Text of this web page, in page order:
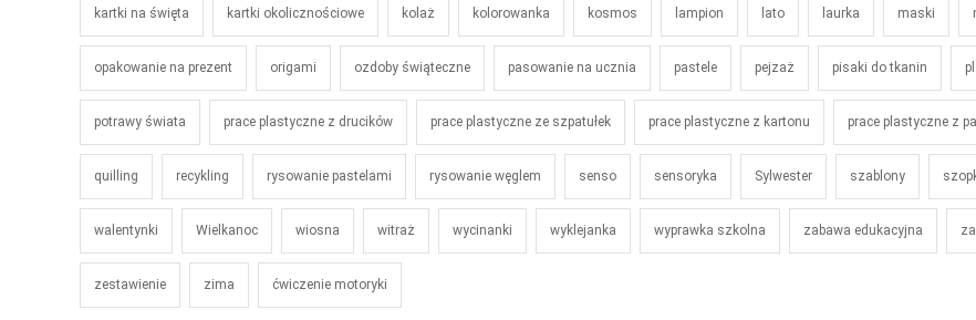
kartki na święta kartki okolicznościowe kolaż kolorowanka kosmos lampion lato laurka maski
opakowanie na prezent origami ozdoby świąteczne pasowanie na ucznia pastele pejzaż pisaki do tkanin
potrawy świata prace plastyczne z drucików prace plastyczne ze szpatułek prace plastyczne z kartonu prace plastyczne z
quilling recykling rysowanie pastelami rysowanie węglem senso sensoryka Sylwester szablony
walentynki Wielkanoc wiosna witraż wycinanki wyklejanka wyprawka szkolna zabawa edukacyjna
zestawienie zima ćwiczenie motoryki